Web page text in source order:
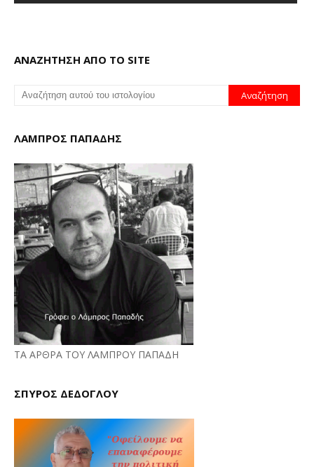
ΑΝΑΖΗΤΗΣΗ ΑΠΟ ΤΟ SITE
ΛΑΜΠΡΟΣ ΠΑΠΑΔΗΣ
ΤΑ ΑΡΘΡΑ ΤΟΥ ΛΑΜΠΡΟΥ ΠΑΠΑΔΗ
ΣΠΥΡΟΣ ΔΕΔΟΓΛΟΥ